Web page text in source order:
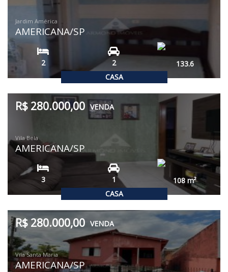
CASA
Jardim América
AMERICANA/SP
2 2 133.6
CASA
R$ 280.000,00 VENDA
Vila Bela
AMERICANA/SP
3 1 108m²
R$ 280.000,00 VENDA
Vila Santa Maria
AMERICANA/SP